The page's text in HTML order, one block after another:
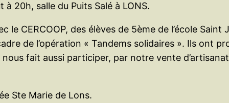
20h, salle du Puits Salé à LONS.
des élèves de 5ème de l’école Saint
de l’opération « Tandems solidaires ». Ils ont
fait aussi participer, par notre vente
Ste Marie de Lons.